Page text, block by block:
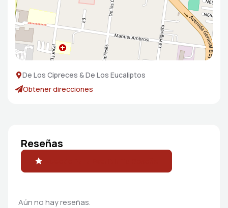
De Los Cipreces & De Los Eucaliptos
Obtener direcciones
Reseñas
Aún no hay reseñas.